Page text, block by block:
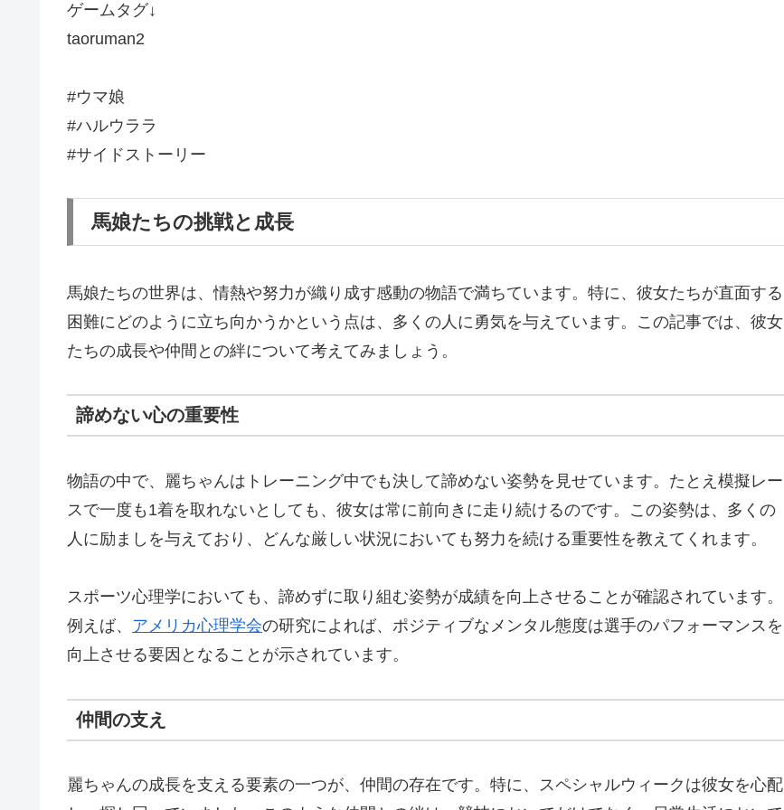
ゲームタグ↓
taoruman2
#ウマ娘
#ハルウララ
#サイドストーリー
馬娘たちの挑戦と成長
馬娘たちの世界は、情熱や努力が織り成す感動の物語で満ちています。特に、彼女たちが直面する
困難にどのように立ち向かうかという点は、多くの人に勇気を与えています。この記事では、彼女
たちの成長や仲間との絆について考えてみましょう。
諦めない心の重要性
物語の中で、麗ちゃんはトレーニング中でも決して諦めない姿勢を見せています。たとえ模擬レー
スで一度も1着を取れないとしても、彼女は常に前向きに走り続けるのです。この姿勢は、多くの
人に励ましを与えており、どんな厳しい状況においても努力を続ける重要性を教えてくれます。
スポーツ心理学においても、諦めずに取り組む姿勢が成績を向上させることが確認されています。
例えば、 アメリカ心理学会の研究によれば、ポジティブなメンタル態度は選手のパフォーマンスを
向上させる要因となることが示されています。
仲間の支え
麗ちゃんの成長を支える要素の一つが、仲間の存在です。特に、スペシャルウィークは彼女を心配